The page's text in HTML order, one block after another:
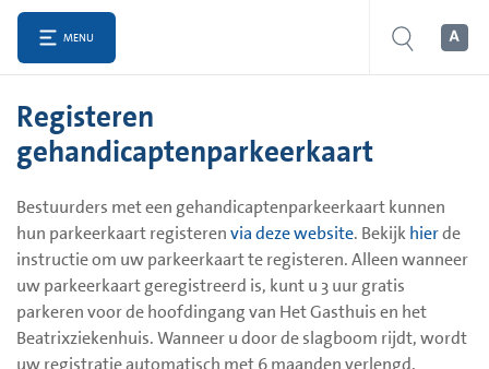
MENU
Registeren
gehandicaptenparkeerkaart
Bestuurders met een gehandicaptenparkeerkaart kunnen
hun parkeerkaart registerenvia deze website. Bekijkhierde
instructie om uw parkeerkaart te registeren. Alleen wanneer
uw parkeerkaart geregistreerd is, kunt u 3 uur gratis
parkeren voor de hoofdingang van Het Gasthuis en het
Beatrixziekenhuis. Wanneer u door de slagboom rijdt, wordt
uw registratie automatisch met 6 maanden verlengd.